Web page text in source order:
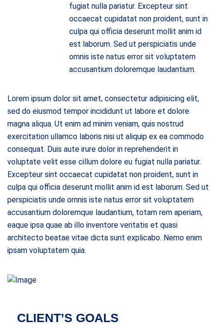
fugiat nulla pariatur. Excepteur sint
occaecat cupidatat non proident, sunt in
culpa qui officia deserunt mollit anim id
est laborum. Sed ut perspiciatis unde
omnis iste natus error sit voluptatem
accusantium doloremque laudantium.
Lorem ipsum dolor sit amet, consectetur adipisicing elit,
sed do eiusmod tempor incididunt ut labore et dolore
magna aliqua. Ut enim ad minim veniam, quis nostrud
exercitation ullamco laboris nisi ut aliquip ex ea commodo
consequat. Duis aute irure dolor in reprehenderit in
voluptate velit esse cillum dolore eu fugiat nulla pariatur.
Excepteur sint occaecat cupidatat non proident, sunt in
culpa qui officia deserunt mollit anim id est laborum. Sed ut
perspiciatis unde omnis iste natus error sit voluptatem
accusantium doloremque laudantium, totam rem aperiam,
eaque ipsa quae ab illo inventore veritatis et quasi
architecto beatae vitae dicta sunt explicabo. Nemo enim
ipsam voluptatem quia.
CLIENT’S GOALS